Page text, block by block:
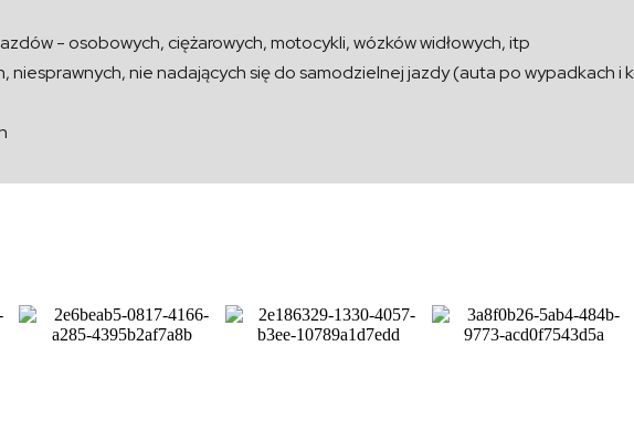
- osobowych, ciężarowych, motocykli, wózków widłowych, itp
nie nadających się do samodzielnej jazdy (auta po wypadkach i